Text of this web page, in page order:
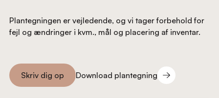
Plantegningen er vejledende, og vi tager forbehold for
fejl og ændringer i kvm., mål og placering af inventar.
Skriv dig op
Skriv dig op
Download plantegning
Download plantegning